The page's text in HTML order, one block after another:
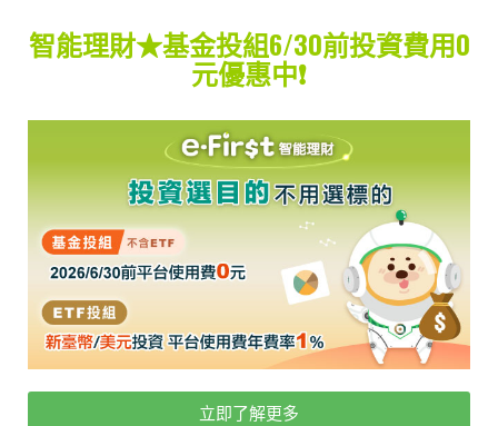
智能理財★基金投組6/30前投資費用0
元優惠中❗️
立即了解更多